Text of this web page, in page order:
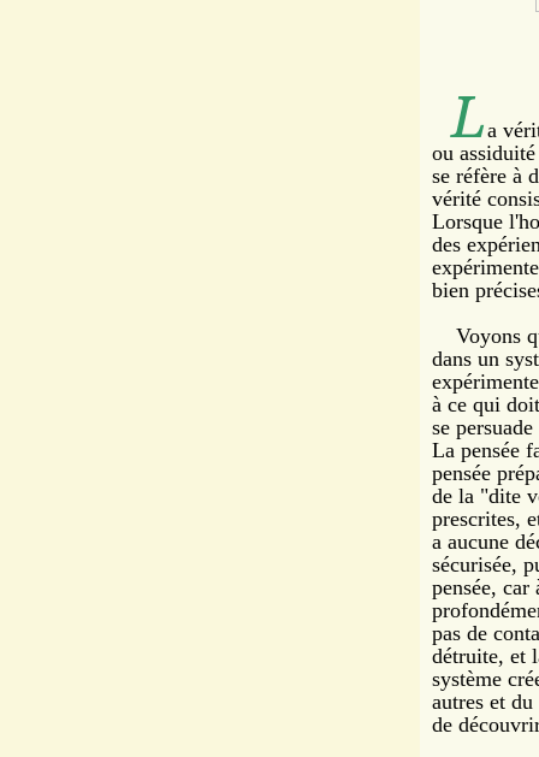
La
ou
se réfère à
vérité
Lorsque
des
bien
Voyons
dans un
à ce qui
se
La pensée
pensée
de la "dite
prescrites,
a aucune
sécurisée,
pensée,
pas de
détruite, et
système
autres et
de